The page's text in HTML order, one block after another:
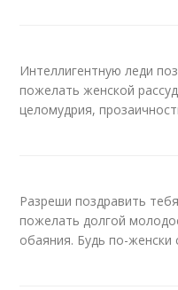
Интеллигентную леди
пожелать женской
целомудрия,
Разреши поздравить
пожелать долгой
обаяния. Будь по-женски